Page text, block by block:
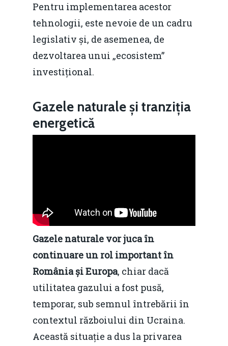
Pentru implementarea acestor
tehnologii, este nevoie de un cadru
legislativ și, de asemenea, de
dezvoltarea unui „ecosistem”
investițional.
Gazele naturale și tranziția
energetică
Gazele naturale vor juca în
continuare un rol important în
România și Europa, chiar dacă
utilitatea gazului a fost pusă,
temporar, sub semnul întrebării în
contextul războiului din Ucraina.
Această situație a dus la privarea